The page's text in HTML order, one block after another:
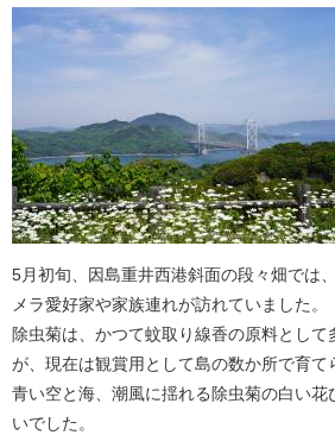
5月初旬、因島重井西港斜面の段々畑では
メラ愛好家や家族連れが訪れていました。
除虫菊は、かつて蚊取り線香の原料として
が、現在は観賞用として島の数か所で育て
青い空と海、潮風に揺れる除虫菊の白い
いでした。